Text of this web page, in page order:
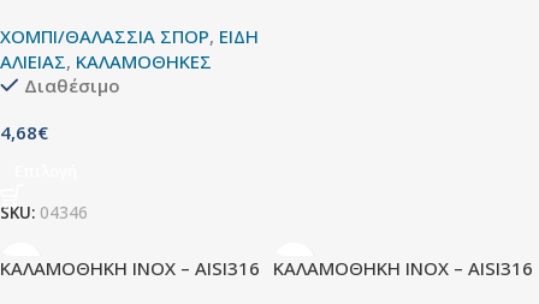
ΧΟΜΠΙ/ΘΑΛΑΣΣΙΑ ΣΠΟΡ, ΕΙΔΗ
ΑΛΙΕΙΑΣ, ΚΑΛΑΜΟΘΗΚΕΣ
Διαθέσιμο
4,68€
SKU: 04346
ΚΑΛΑΜΟΘΗΚΗ INOX – AISI316 ΚΑΛΑΜΟΘΗΚΗ INOX – AISI316